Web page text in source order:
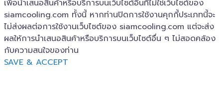
เพื่อนำเสนอสินค้าหรือบริการบนเว็บไซต์อื่นที่ไม่ใช่เว็บไซต์ของ
siamcooling.com ทั้งนี้ หากท่านปิดการใช้งานคุกกี้ประเภทนี้จะ
ไม่ส่งผลต่อการใช้งานเว็บไซต์ของ siamcooling.com แต่จะส่ง
ผลให้การนำเสนอสินค้าหรือบริการบนเว็บไซต์อื่น ๆ ไม่สอดคล้อง
กับความสนใจของท่าน
SAVE & ACCEPT